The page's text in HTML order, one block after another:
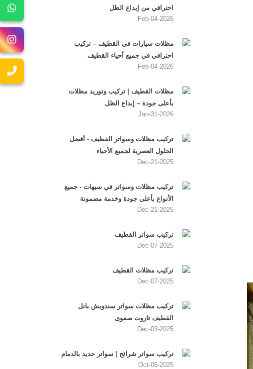
احترافي من إبداع الظل
2026-Feb-04
مظلات سيارات في القطيف – تركيب
احترافي في جميع أحياء القطيف
2026-Feb-04
مظلات القطيف | تركيب وتوريد مظلات
بأعلى جودة – إبداع الظل
2026-Jan-31
تركيب مظلات وسواتر القطيف - أفضل
الحلول العصرية لجميع الأحياء
2025-Dec-21
تركيب مظلات وسواتر في سيهات - جميع
الأنواع بأعلى جودة وخدمة مضمونة
2025-Dec-21
تركيب سواتر القطيف
2025-Dec-07
تركيب مظلات القطيف
2025-Dec-07
تركيب مظلات سواتر سندويش بانل
القطيف تاروت صفوى
2025-Dec-03
تركيب سواتر شرائح | سواتر حديد بالدمام
2025-Oct-05